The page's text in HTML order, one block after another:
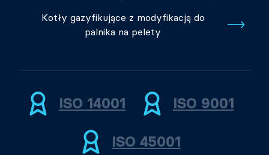
Kotły gazyfikujące z modyfikacją do
palnika na pelety
ISO 14001 ISO 9001
ISO 45001